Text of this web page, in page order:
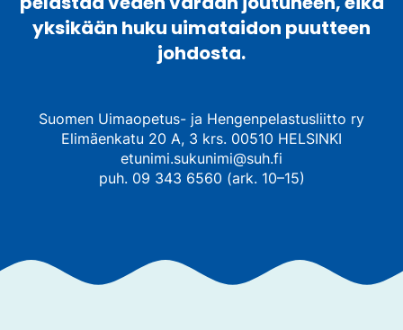
yksikään huku uimataidon puutteen
johdosta.
Suomen Uimaopetus- ja Hengenpelastusliitto ry
Elimäenkatu 20 A, 3 krs. 00510 HELSINKI
etunimi.sukunimi@suh.fi
puh. 09 343 6560 (ark. 10–15)